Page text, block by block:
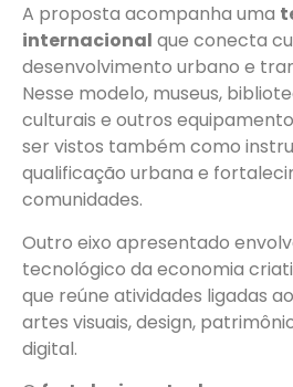
A proposta acompanha uma
internacional que conecta
desenvolvimento urbano e
Nesse modelo, museus,
culturais e outros
ser vistos também como
qualificação urbana e
comunidades.
Outro eixo apresentado
tecnológico da economia
que reúne atividades ligadas
artes visuais, design,
digital.